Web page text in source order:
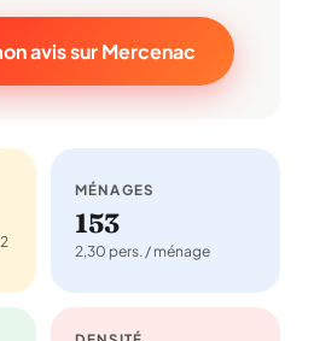
avis sur Mercenac
MÉNAGES
153
2,30 pers. / ménage